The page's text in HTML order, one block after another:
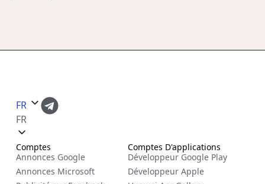
FR
FR
Comptes
Annonces Google
Annonces Microsoft
Comptes D'applications
Développeur Google Play
Développeur Apple